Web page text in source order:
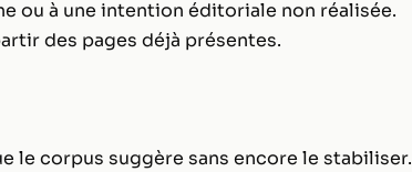
ou à une intention éditoriale non réalisée.
des pages déjà présentes.
le corpus suggère sans encore le stabiliser.